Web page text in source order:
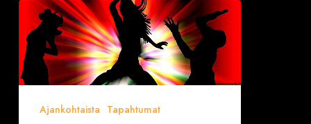
LOKAKUUN
DEITTISIRKUS
SINKKUTAPAHTUMAT
Ajankohtaista Tapahtumat